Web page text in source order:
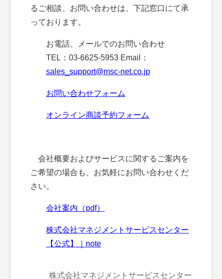
るご相談、お問い合わせは、下記窓口にて承
っております。
お電話、メールでのお問い合わせ
TEL：03-6625-5953 Email：
sales_support@msc-net.co.jp
お問い合わせフォーム
オンライン商談予約フォーム
会社概要およびサービスに関するご案内を
ご希望の場合も、お気軽にお問い合わせくだ
さい。
会社案内（pdf）
株式会社マネジメントサービスセンター
【公式】｜note
株式会社マネジメントサービスセンター